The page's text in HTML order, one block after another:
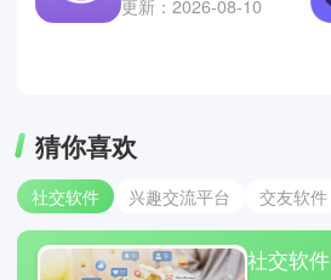
更新：2026-08-10
猜你喜欢
社交软件 兴趣交流平台 交友软件
社交软件